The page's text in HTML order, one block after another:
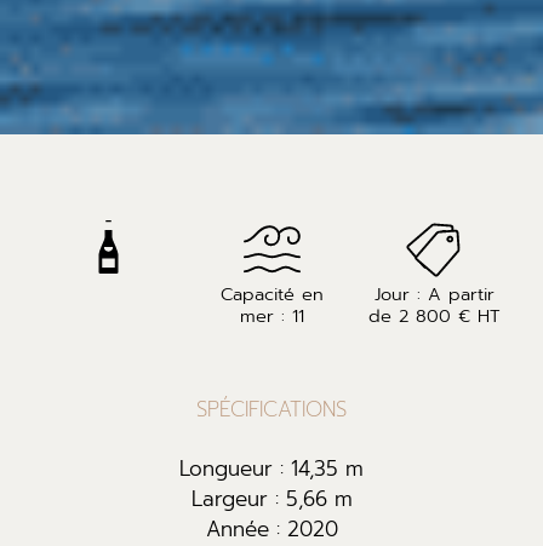
Capacité en
mer : 11
Jour : A partir
de 2 800 € HT
SPÉCIFICATIONS
Longueur : 14,35 m
Largeur : 5,66 m
Année : 2020